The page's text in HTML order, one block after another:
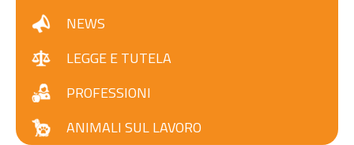
NEWS
LEGGE E TUTELA
PROFESSIONI
ANIMALI SUL LAVORO